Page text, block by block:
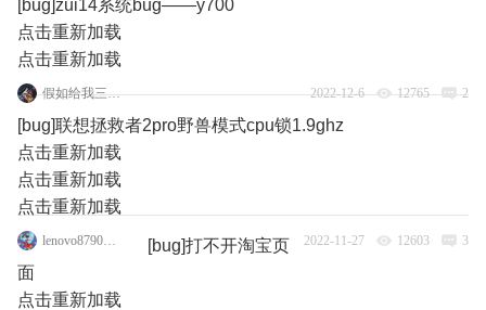
[bug]zui14系统bug——y700
点击重新加载
点击重新加载
假如给我三件光明 2022-12-6 12765 2
[bug]联想拯救者2pro野兽模式cpu锁1.9ghz
点击重新加载
点击重新加载
点击重新加载
lenovo87908035 2022-11-27 12603 3
[bug]打不开淘宝页
面
点击重新加载